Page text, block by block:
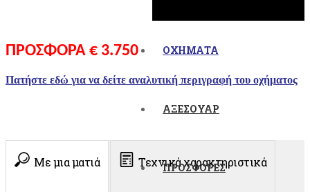
ΟΧΗΜΑΤΑ
ΑΞΕΣΟΥΑΡ
ΠΡΟΣΦΟΡΕΣ
ΠΡΟΣΦΟΡΑ € 3.750
Πατήστε εδώ για να δείτε αναλυτική περιγραφή του οχήματος
Με μια ματιά Τεχνικά χαρακτηριστικά